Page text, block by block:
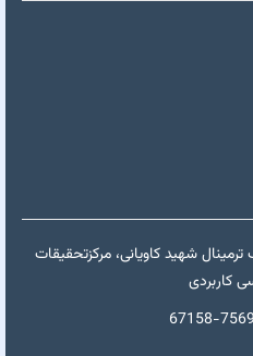
شهید کاویانی، مرکزتحقیقات
کاربردی